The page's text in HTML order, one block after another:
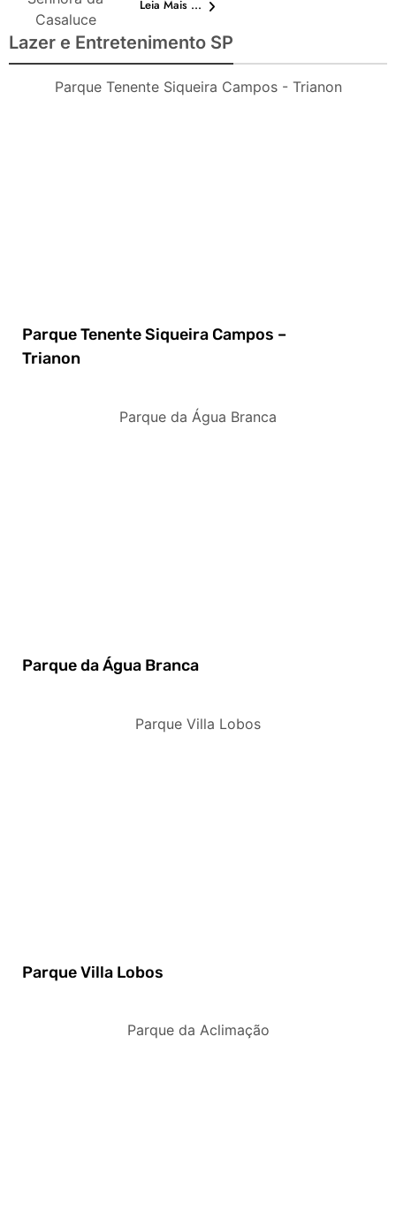
Casaluce
Leia Mais ...
Lazer e Entretenimento SP
Parque Tenente Siqueira Campos - Trianon
Parque Tenente Siqueira Campos –
Trianon
Parque da Água Branca
Parque da Água Branca
Parque Villa Lobos
Parque Villa Lobos
Parque da Aclimação